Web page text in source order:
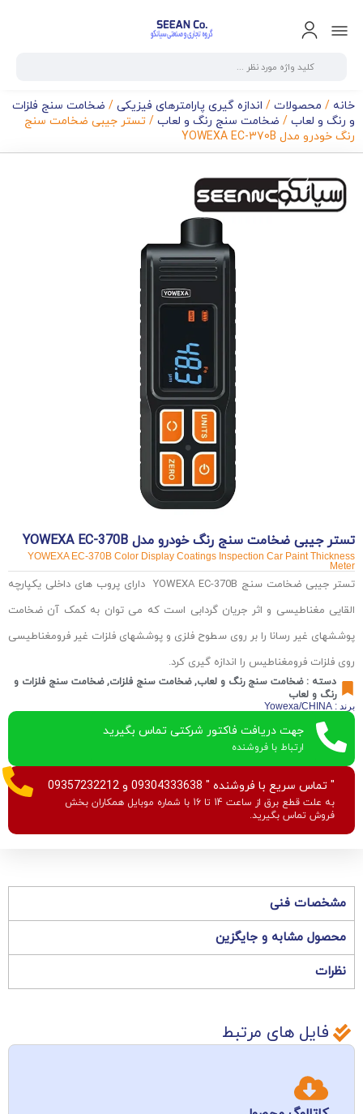
خانه / محصولات / اندازه گیری پارامترهای فیزیکی / ضخامت سنج فلزات
و رنگ و لعاب / ضخامت سنج رنگ و لعاب / تستر جیبی ضخامت سنج
رنگ خودرو مدل YOWEXA EC-370B
تستر جیبی ضخامت سنج رنگ خودرو مدل YOWEXA EC-370B
YOWEXA EC-370B Color Display Coatings Inspection Car Paint Thickness
Meter
تستر جیبی ضخامت سنج YOWEXA EC-370B دارای پروب های داخلی یکپارچه
القایی مغناطیسی و اثر جریان گردابی است که می توان به کمک آن ضخامت
پوششهای غیر رسانا را بر روی سطوح فلزی و پوششهای فلزات غیر فرومغناطیسی
روی فلزات فرومغناطیس را اندازه گیری کرد.
دسته :ضخامت سنج رنگ و لعاب,ضخامت سنج فلزات,ضخامت سنج فلزات و
رنگ و لعاب
برند : Yowexa/CHINA
جهت دریافت فاکتور شرکتی تماس بگیرید
ارتباط با فروشنده
" تماس سریع با فروشنده " 09304333638 و 09357232212
به علت قطع برق از ساعت 14 تا 16 با شماره موبایل همکاران بخش
فروش تماس بگیرید.
مشخصات فنی
محصول مشابه و جایگزین
نظرات
فایل های مرتبط